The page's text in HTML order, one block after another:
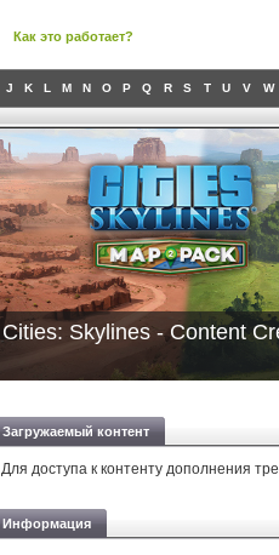
Как это работает?
J K L M N O P Q R S T U V W
Cities: Skylines - Content
Загружаемый контент
Для доступа к контенту дополнения
Информация